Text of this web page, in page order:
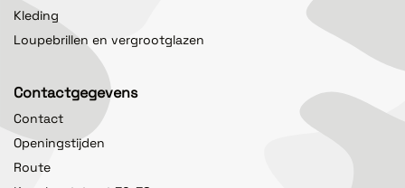
Kleding
Loupebrillen en vergrootglazen
Contactgegevens
Contact
Openingstijden
Route